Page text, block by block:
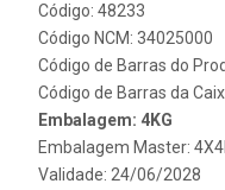
Código: 48233
Código NCM: 34025000
Código de Barras do
Código de Barras da
Embalagem: 4KG
Embalagem Master:
Validade: 24/06/2028